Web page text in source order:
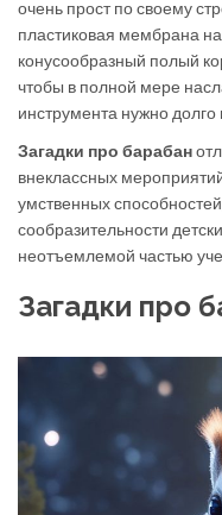
очень прост по своему
пластиковая мембрана
конусообразный полый
чтобы в полной мере
инструмента нужно долго
Загадки про барабан
внеклассных
умственных
сообразительности
неотъемлемой частью
Загадки про